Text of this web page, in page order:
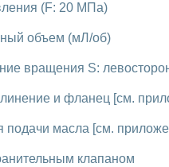
(F: 20 МПа)
объем (мЛ/об)
вращения S:
и фланец [см.
масла [см.
клапаном